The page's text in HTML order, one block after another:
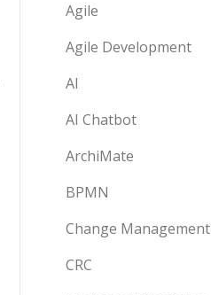
Agile
Agile Development
AI
AI Chatbot
ArchiMate
BPMN
Change Management
CRC